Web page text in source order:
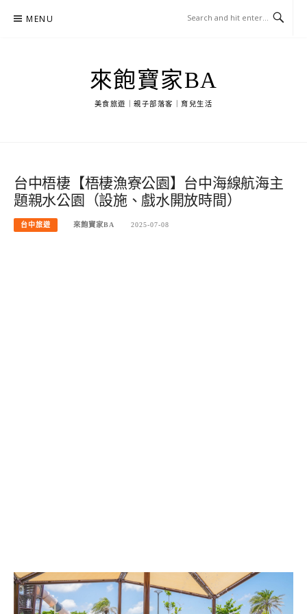
MENU
來飽寶家BA
美食旅遊｜親子部落客｜育兒生活
台中梧棲【梧棲漁寮公園】台中海線航海主
題親水公園（設施、戲水開放時間）
台中旅遊 來飽寶家BA 2025-07-08